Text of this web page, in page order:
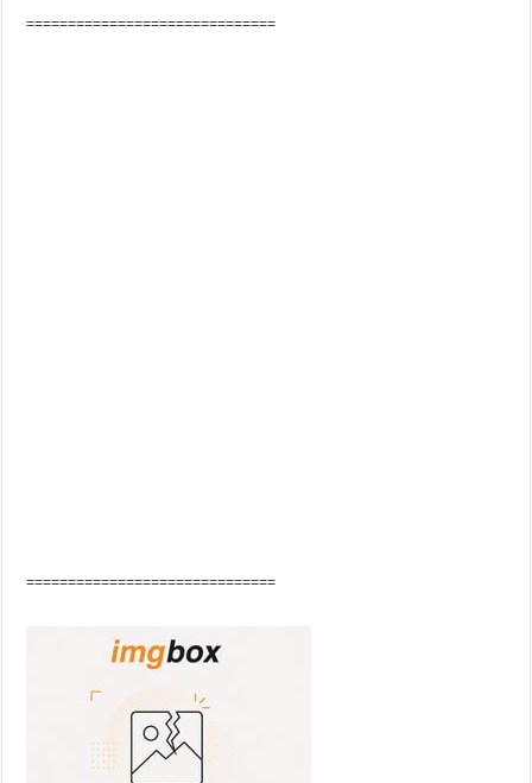
==============================
==============================